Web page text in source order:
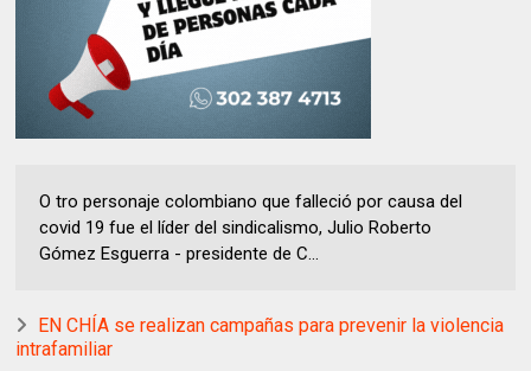
O tro personaje colombiano que falleció por causa del
covid 19 fue el líder del sindicalismo, Julio Roberto
Gómez Esguerra - presidente de C...
EN CHÍA se realizan campañas para prevenir la violencia
intrafamiliar